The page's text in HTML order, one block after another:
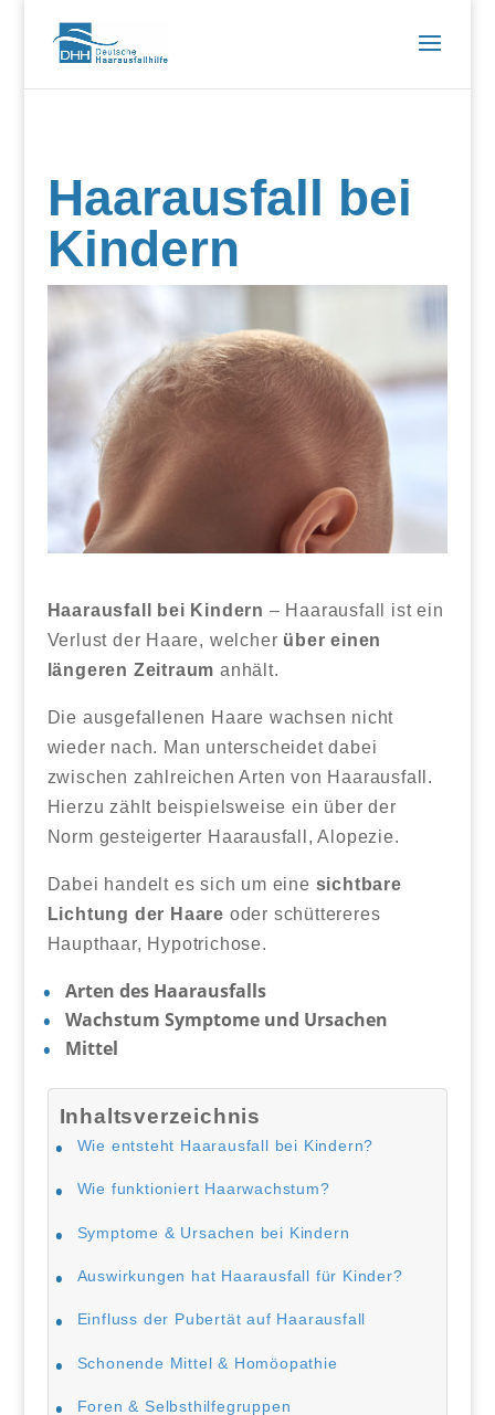
Haarausfall bei
Kindern
Haarausfall bei Kindern – Haarausfall ist ein
Verlust der Haare, welcher über einen
längeren Zeitraum anhält.
Die ausgefallenen Haare wachsen nicht
wieder nach. Man unterscheidet dabei
zwischen zahlreichen Arten von Haarausfall.
Hierzu zählt beispielsweise ein über der
Norm gesteigerter Haarausfall, Alopezie.
Dabei handelt es sich um eine sichtbare
Lichtung der Haare oder schüttereres
Haupthaar, Hypotrichose.
Arten des Haarausfalls
Wachstum Symptome und Ursachen
Mittel
Inhaltsverzeichnis
Wie entsteht Haarausfall bei Kindern?
Wie funktioniert Haarwachstum?
Symptome & Ursachen bei Kindern
Auswirkungen hat Haarausfall für Kinder?
Einfluss der Pubertät auf Haarausfall
Schonende Mittel & Homöopathie
Foren & Selbsthilfegruppen